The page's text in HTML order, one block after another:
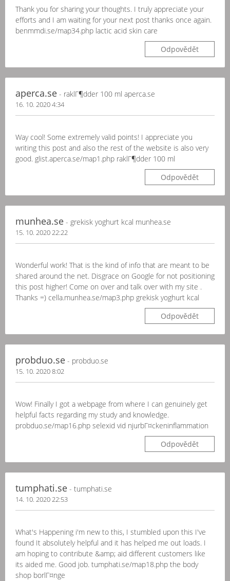
Thank you for sharing your thoughts. I truly appreciate your
efforts and I am waiting for your next post thanks once again.
benmmdi.se/map34.php lactic acid skin care
Odpovědět
aperca.se - raklГ¶dder 100 ml aperca.se
16. 10. 2020 4:34
Way cool! Some extremely valid points! I appreciate you
writing this post and also the rest of the website is also very
good. glist.aperca.se/map1.php raklГ¶dder 100 ml
Odpovědět
munhea.se - grekisk yoghurt kcal munhea.se
15. 10. 2020 22:22
Wonderful work! That is the kind of info that are meant to be
shared around the net. Disgrace on Google for not positioning
this post higher! Come on over and talk over with my site .
Thanks =) cella.munhea.se/map3.php grekisk yoghurt kcal
Odpovědět
probduo.se - probduo.se
15. 10. 2020 8:02
Wow! Finally I got a webpage from where I can genuinely get
helpful facts regarding my study and knowledge.
probduo.se/map16.php selexid vid njurbГ¤ckeninflammation
Odpovědět
tumphati.se - tumphati.se
14. 10. 2020 22:53
What's Happening i'm new to this, I stumbled upon this I've
found It absolutely helpful and it has helped me out loads. I
am hoping to contribute &amp; aid different customers like
its aided me. Good job. tumphati.se/map18.php the body
shop borlГ¤nge